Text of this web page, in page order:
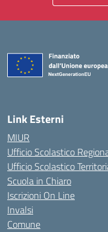
Link Esterni
MIUR
Ufficio Scolastico
Ufficio Scolastico
Scuola in Chiaro
Iscrizioni On Line
Invalsi
Comune